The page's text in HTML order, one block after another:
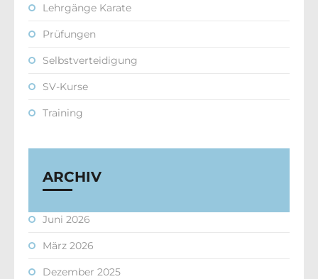
Lehrgänge Karate
Prüfungen
Selbstverteidigung
SV-Kurse
Training
ARCHIV
Juni 2026
März 2026
Dezember 2025